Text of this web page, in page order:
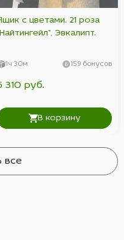
с цветами. 21 роза
Эвкалипт.
1ч 30м 159 бонусов
310 руб.
В корзину
все